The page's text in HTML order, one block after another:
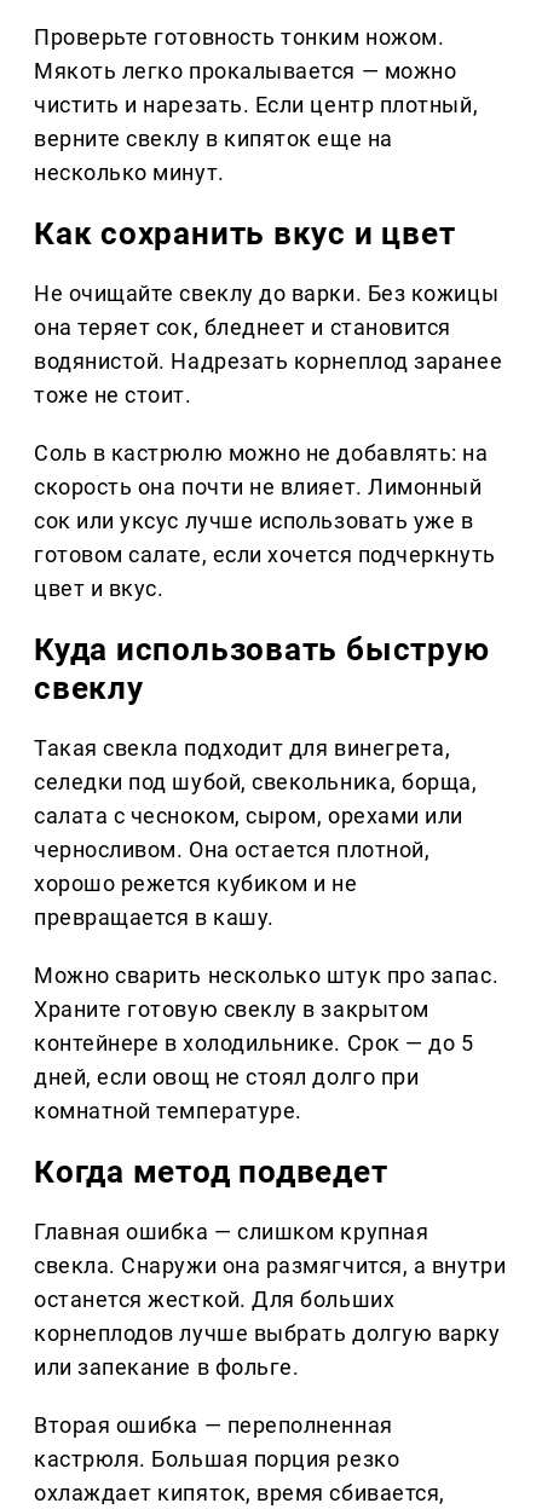
Проверьте готовность тонким ножом.
Мякоть легко прокалывается — можно
чистить и нарезать. Если центр плотный,
верните свеклу в кипяток еще на
несколько минут.
Как сохранить вкус и цвет
Не очищайте свеклу до варки. Без кожицы
она теряет сок, бледнеет и становится
водянистой. Надрезать корнеплод заранее
тоже не стоит.
Соль в кастрюлю можно не добавлять: на
скорость она почти не влияет. Лимонный
сок или уксус лучше использовать уже в
готовом салате, если хочется подчеркнуть
цвет и вкус.
Куда использовать быструю
свеклу
Такая свекла подходит для винегрета,
селедки под шубой, свекольника, борща,
салата с чесноком, сыром, орехами или
черносливом. Она остается плотной,
хорошо режется кубиком и не
превращается в кашу.
Можно сварить несколько штук про запас.
Храните готовую свеклу в закрытом
контейнере в холодильнике. Срок — до 5
дней, если овощ не стоял долго при
комнатной температуре.
Когда метод подведет
Главная ошибка — слишком крупная
свекла. Снаружи она размягчится, а внутри
останется жесткой. Для больших
корнеплодов лучше выбрать долгую варку
или запекание в фольге.
Вторая ошибка — переполненная
кастрюля. Большая порция резко
охлаждает кипяток, время сбивается,